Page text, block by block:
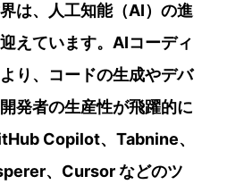
は、人工知能（AI）の進
えています。AIコーディ
り、コードの生成やデバ
発者の生産性が飛躍的に
Copilot、Tabnine、
、Cursor などのツ